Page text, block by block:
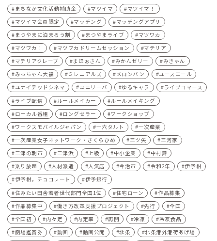
まちなか文化活動補助金
マツイマ
マツイマ！
マツイマ会員限定
マッチング
マッチングアプリ
まつやまに泊まろう割
まつやまライブ
マツワカ
マツワカ！
マツワカドリームセッション
マテリア
マテリアクレープ
まほぉさん みかんゼリー
みきゃん
みっちゃん大福
ミレニアルズ メロンパン
ユースエール
ユナイテッドシネマ
ユニリーバ ゆるキャラ
ライブコマース
ライブ配信
ルールメイカー
ルールメイキング
ローカル番組
ロングセラー
ワークショップ
ワークスモバイルジャパン
一六タルト
一次産業
一次産業女子ネットワーク・さくらひめ
三ツ矢
三河家
三津の朝市
三津浜 上級 中小企業
中村舞
乗り放題
人材派遣 人気店 今治市 令和2年
伊予柑
伊予柑，チョコレート
伊予銀行
住みたい田舎若者世代部門全国1位
住宅ローン
作品募集
作品募集中
働き方改革支援プロジェクト 先行
全国
全国初
内々定 内定率 再開 冷凍
冷凍食品
劇場鑑賞券
動画 動画公開 北条
北条港外港荷あげ場